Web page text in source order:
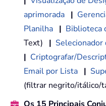
aprimorada |
Planilha | Biblioteca
Text) | Selecionador
| Criptografar/
Email por Lista |
(filtrar negrito/itálico/